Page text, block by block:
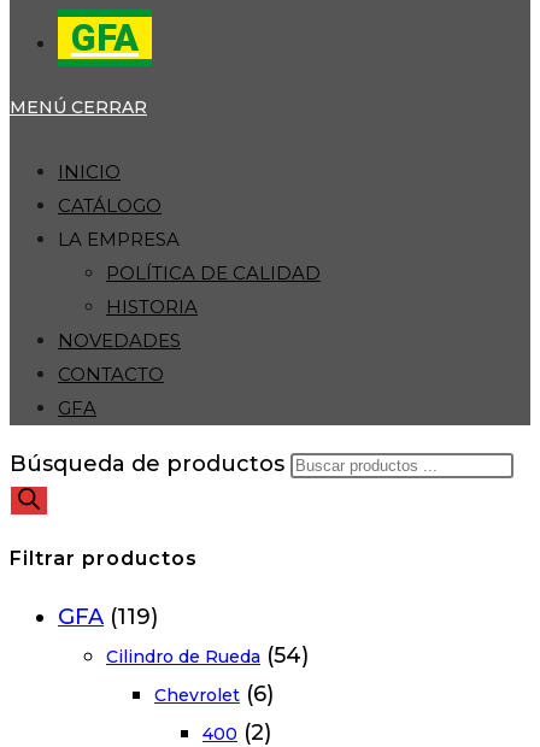
GFA
MENÚ CERRAR
INICIO
CATÁLOGO
LA EMPRESA
POLÍTICA DE CALIDAD
HISTORIA
NOVEDADES
CONTACTO
GFA
Búsqueda de productos
Filtrar productos
GFA (119)
Cilindro de Rueda (54)
Chevrolet (6)
400 (2)